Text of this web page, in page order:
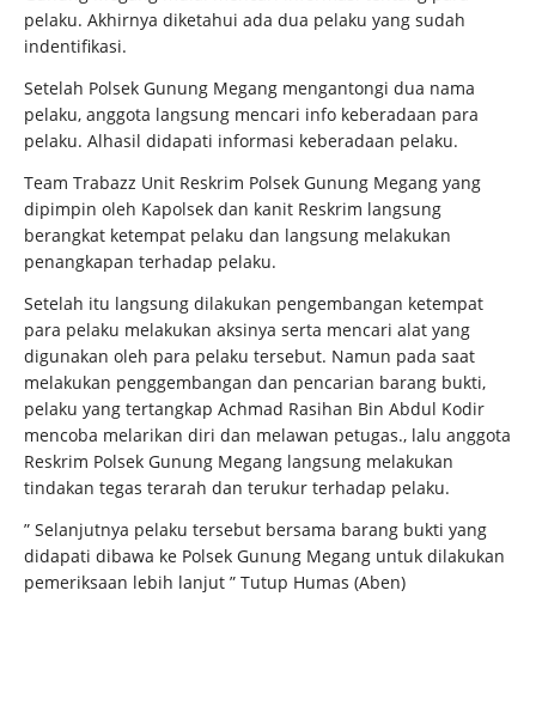
pelaku. Akhirnya diketahui ada dua pelaku yang sudah
indentifikasi.
Setelah Polsek Gunung Megang mengantongi dua nama
pelaku, anggota langsung mencari info keberadaan para
pelaku. Alhasil didapati informasi keberadaan pelaku.
Team Trabazz Unit Reskrim Polsek Gunung Megang yang
dipimpin oleh Kapolsek dan kanit Reskrim langsung
berangkat ketempat pelaku dan langsung melakukan
penangkapan terhadap pelaku.
Setelah itu langsung dilakukan pengembangan ketempat
para pelaku melakukan aksinya serta mencari alat yang
digunakan oleh para pelaku tersebut. Namun pada saat
melakukan penggembangan dan pencarian barang bukti,
pelaku yang tertangkap Achmad Rasihan Bin Abdul Kodir
mencoba melarikan diri dan melawan petugas., lalu anggota
Reskrim Polsek Gunung Megang langsung melakukan
tindakan tegas terarah dan terukur terhadap pelaku.
” Selanjutnya pelaku tersebut bersama barang bukti yang
didapati dibawa ke Polsek Gunung Megang untuk dilakukan
pemeriksaan lebih lanjut ” Tutup Humas (Aben)